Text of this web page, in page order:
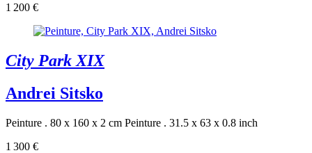
1 200 €
City Park XIX
Andrei Sitsko
Peinture . 80 x 160 x 2 cm Peinture . 31.5 x 63 x 0.8 inch
1 300 €